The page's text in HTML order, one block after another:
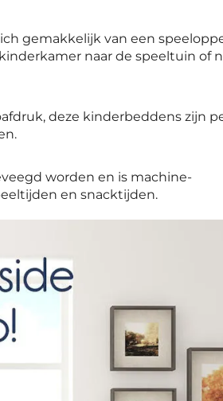
gemakkelijk van een
naar de speeltuin of
deze kinderbeddens zijn
worden en is machine-
en snacktijden.